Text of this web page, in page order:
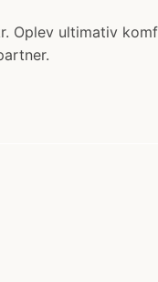
Oplev ultimativ